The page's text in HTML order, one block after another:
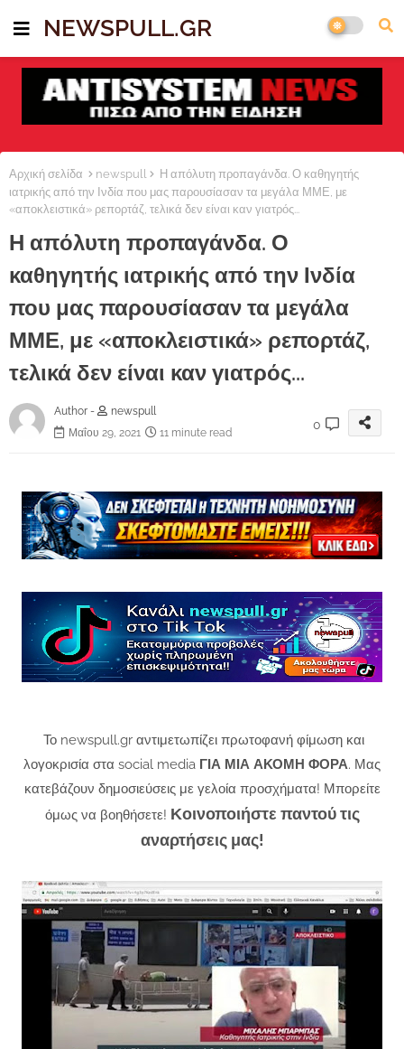
NEWSPULL.GR
Αρχική σελίδα newspull
Η απόλυτη προπαγάνδα. Ο καθηγητής
ιατρικής από την Ινδία που μας παρουσίασαν τα μεγάλα ΜΜΕ, με
«αποκλειστικά» ρεπορτάζ, τελικά δεν είναι καν γιατρός...
Η απόλυτη προπαγάνδα. Ο
καθηγητής ιατρικής από την Ινδία
που μας παρουσίασαν τα μεγάλα
ΜΜΕ, με «αποκλειστικά» ρεπορτάζ,
τελικά δεν είναι καν γιατρός...
Author -
newspull
Μαΐου 29, 2021
11 minute read
0
Το newspull.gr αντιμετωπίζει πρωτοφανή φίμωση και
λογοκρισία στα social media ΓΙΑ ΜΙΑ ΑΚΟΜΗ ΦΟΡΑ. Μας
κατεβάζουν δημοσιεύσεις με γελοία προσχήματα! Μπορείτε
όμως να βοηθήσετε! Κοινοποιήστε παντού τις
αναρτήσεις μας!